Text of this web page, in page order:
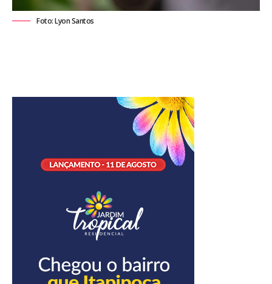
Foto: Lyon Santos